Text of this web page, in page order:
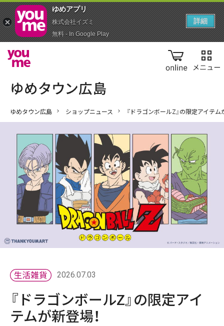
online
ゆめタウン広島 ショップニュース 『ドラゴンボールZ』の限定アイテム
2026.07.03
『ドラゴンボールZ』の限定アイ
テムが新登場！
ゆめアプ‪リ‬
株式会社イズミ
無料 - In Google Play
詳細